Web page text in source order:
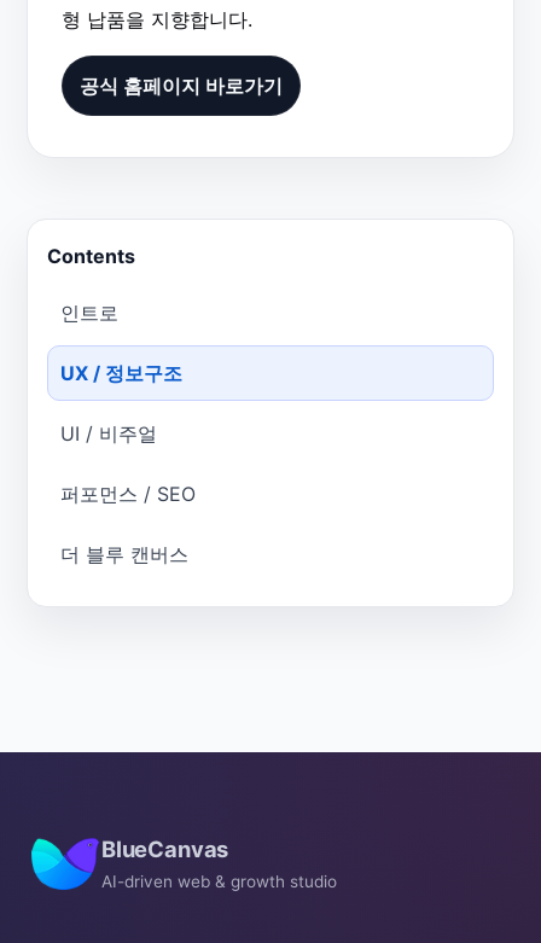
형 납품을 지향합니다.
공식 홈페이지 바로가기
Contents
인트로
UX / 정보구조
UI / 비주얼
퍼포먼스 / SEO
더 블루 캔버스
BlueCanvas
AI-driven web & growth studio